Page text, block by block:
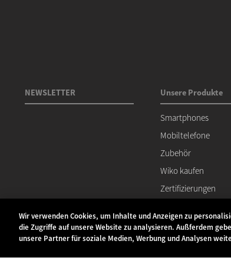
NEWSLETTER Unsere Produkte
Smartphones
Mobiltelefone
Zubehör
Wiko kaufen
Zertifizierungen
Wir verwenden Cookies, um Inhalte und Anzeigen zu
die Zugriffe auf unsere Website zu analysieren. Außferdem
unsere Partner für soziale Medien, Werbung und Analysen